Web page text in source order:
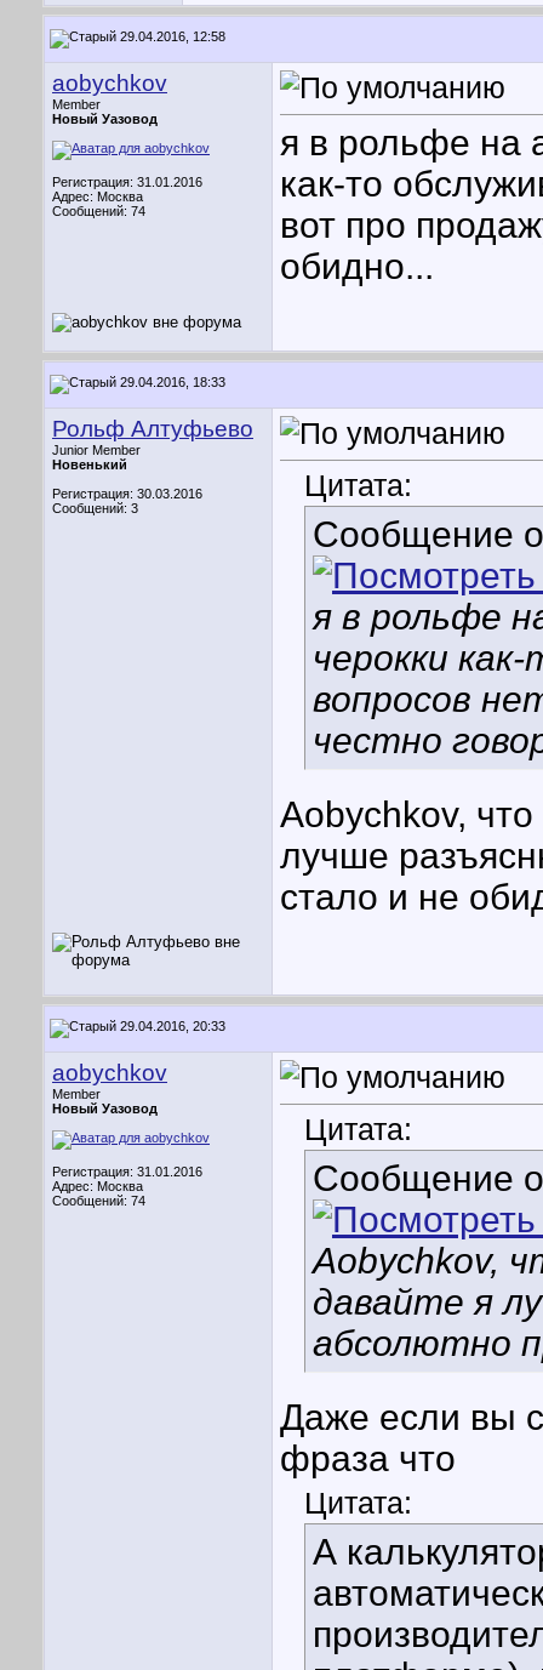
29.04.2016, 12:58
aobychkov
Member
Новый Уазовод
Регистрация: 31.01.2016
Адрес: Москва
Сообщений: 74
я в рольфе на
как-то
вот про
обидно...
29.04.2016, 18:33
Рольф Алтуфьево
Junior Member
Новенький
Регистрация: 30.03.2016
Сообщений: 3
Цитата:
Сообщение
я в рольфе
черокки
вопросов
честно
Aobychkov,
лучше
стало и не
29.04.2016, 20:33
aobychkov
Member
Новый Уазовод
Регистрация: 31.01.2016
Адрес: Москва
Сообщений: 74
Цитата:
Сообщение
Aobychkov,
давайте я
абсолютно
Даже если вы
фраза что
Цитата:
А